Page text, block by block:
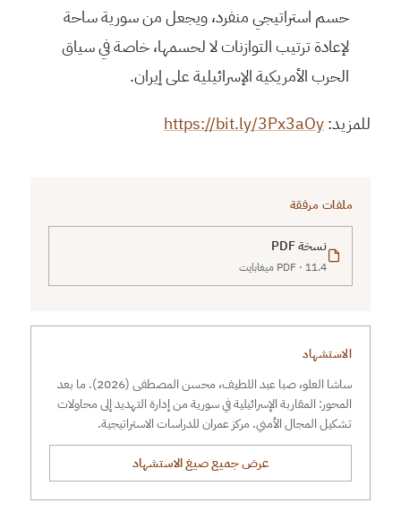
حسم استراتيجي منفرد، ويجعل من سورية ساحة
لإعادة ترتيب التوازنات لا لحسمها، خاصة في سياق
الحرب الأمريكية الإسرائيلية على إيران.
للمزيد:https://bit.ly/3Px3aOy
ملفات مرفقة
نسخة PDF
PDF · 11.4 ميغابايت
الاستشهاد
ساشا العلو، صبا عبد اللطيف، محسن المصطفى (2026). ما بعد
المحور: المقاربة الإسرائيلية في سورية من إدارة التهديد إلى محاولات
تشكيل المجال الأمني. مركز عمران للدراسات الاستراتيجية.
عرض جميع صيغ الاستشهاد